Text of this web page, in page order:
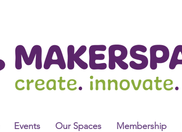
Events Our Spaces Membership